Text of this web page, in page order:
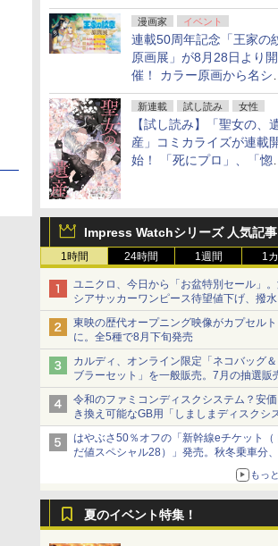
へ」などが最大50％オフ
「白泉社 夏の大割引セー
ル」が開催中！
漫画家 イベント
連載50周年記念「王家の
原画展」が8月28日より開
催！ カラー原画から名シー
ンの原稿まで
新連載 試し読み 女性
【試し読み】「聖女の、
産」コミカライズが連載
始！ 「死にプロ」、「惚れ
Impress Watchシリーズ 人気記事
1時間 24時間 1週間 1
ユニクロ、今日から「お盆特別セール」
シアサッカーワンピース待望値下げ、撥
ショーツは1990円に
東映の歴代オープニング映像がカプセルト
に。全5種で8月下旬発売
カルディ、オンライン限定「ネコバッグ
ブラーセット」を一般販売。7月の抽選販
当選無効分
令和のファミコンディスクシステム？安
き換え可能なGB用「しましまディスクシ
ム」
はやぶさ50％オフの「新幹線eチケット（
だ値スペシャル28）」発売。秋冬乗車分
もっ
夏のイベント特集！